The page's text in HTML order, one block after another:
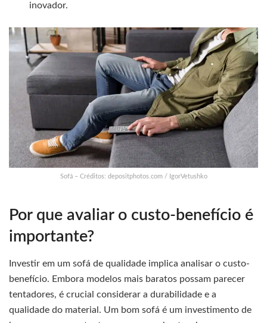
inovador.
Sofá – Créditos: depositphotos.com / IgorVetushko
Por que avaliar o custo-benefício é
importante?
Investir em um sofá de qualidade implica analisar o custo-
benefício. Embora modelos mais baratos possam parecer
tentadores, é crucial considerar a durabilidade e a
qualidade do material. Um bom sofá é um investimento de